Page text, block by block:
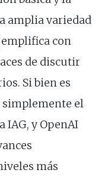
amplia variedad
con
de discutir
Si bien es
simplemente el
IAG, y OpenAI
más